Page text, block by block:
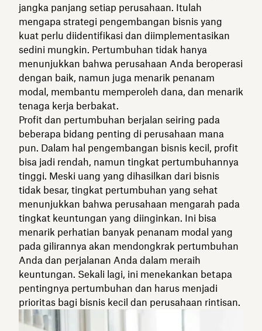
jangka panjang setiap perusahaan. Itulah
mengapa strategi pengembangan bisnis yang
kuat perlu diidentifikasi dan diimplementasikan
sedini mungkin. Pertumbuhan tidak hanya
menunjukkan bahwa perusahaan Anda beroperasi
dengan baik, namun juga menarik penanam
modal, membantu memperoleh dana, dan menarik
tenaga kerja berbakat.
Profit dan pertumbuhan berjalan seiring pada
beberapa bidang penting di perusahaan mana
pun. Dalam hal pengembangan bisnis kecil, profit
bisa jadi rendah, namun tingkat pertumbuhannya
tinggi. Meski uang yang dihasilkan dari bisnis
tidak besar, tingkat pertumbuhan yang sehat
menunjukkan bahwa perusahaan mengarah pada
tingkat keuntungan yang diinginkan. Ini bisa
menarik perhatian banyak penanam modal yang
pada gilirannya akan mendongkrak pertumbuhan
Anda dan perjalanan Anda dalam meraih
keuntungan. Sekali lagi, ini menekankan betapa
pentingnya pertumbuhan dan harus menjadi
prioritas bagi bisnis kecil dan perusahaan rintisan.